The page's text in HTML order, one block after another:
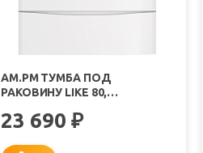
AM.PM ТУМБА ПОД
РАКОВИНУ LIKE 80,
23 690 ₽